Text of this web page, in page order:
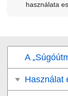
használata
A
Használat